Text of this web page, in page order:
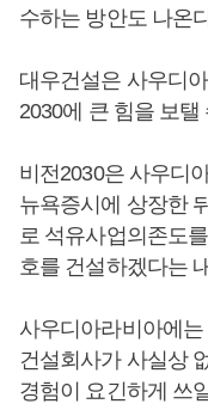
수하는 방안도 나온
대우건설은 사우디
2030에 큰 힘을 보
비전2030은 사우디
뉴욕증시에 상장한
로 석유사업의존도
호를 건설하겠다는
사우디아라비아에
건설회사가 사실상
경험이 요긴하게 쓰